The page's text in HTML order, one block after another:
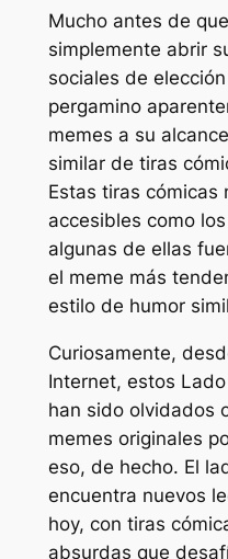
Mucho antes de
simplemente abrir
sociales de
pergamino
memes a su
similar de tiras
Estas tiras cómicas
accesibles como
algunas de ellas
el meme más
estilo de humor
Curiosamente,
Internet, estos
han sido olvidados
memes originales
eso, de hecho. El
encuentra nuevos
hoy, con tiras
absurdas que